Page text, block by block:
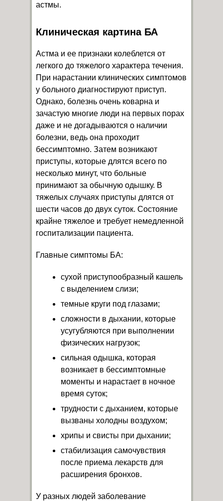
астмы.
Клиническая картина БА
Астма и ее признаки колеблется от
легкого до тяжелого характера течения.
При нарастании клинических симптомов
у больного диагностируют приступ.
Однако, болезнь очень коварна и
зачастую многие люди на первых порах
даже и не догадываются о наличии
болезни, ведь она проходит
бессимптомно. Затем возникают
приступы, которые длятся всего по
несколько минут, что больные
принимают за обычную одышку. В
тяжелых случаях приступы длятся от
шести часов до двух суток. Состояние
крайне тяжелое и требует немедленной
госпитализации пациента.
Главные симптомы БА:
сухой приступообразный кашель
с выделением слизи;
темные круги под глазами;
сложности в дыхании, которые
усугубляются при выполнении
физических нагрузок;
сильная одышка, которая
возникает в бессимптомные
моменты и нарастает в ночное
время суток;
трудности с дыханием, которые
вызваны холодны воздухом;
хрипы и свисты при дыхании;
стабилизация самочувствия
после приема лекарств для
расширения бронхов.
У разных людей заболевание